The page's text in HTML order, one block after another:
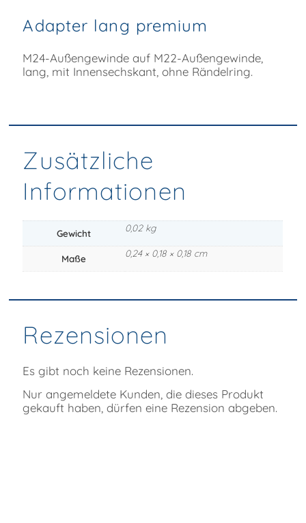
Adapter lang premium
M24-Außengewinde auf M22-Außengewinde,
lang, mit Innensechskant, ohne Rändelring.
Zusätzliche
Informationen
Gewicht 0,02 kg
Maße 0,24 × 0,18 × 0,18 cm
Rezensionen
Es gibt noch keine Rezensionen.
Nur angemeldete Kunden, die dieses Produkt
gekauft haben, dürfen eine Rezension abgeben.